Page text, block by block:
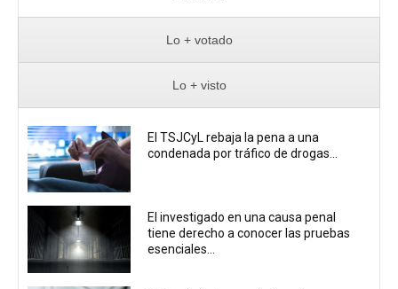
Lo + votado
Lo + visto
El TSJCyL rebaja la pena a una
condenada por tráfico de drogas...
El investigado en una causa penal
tiene derecho a conocer las pruebas
esenciales...